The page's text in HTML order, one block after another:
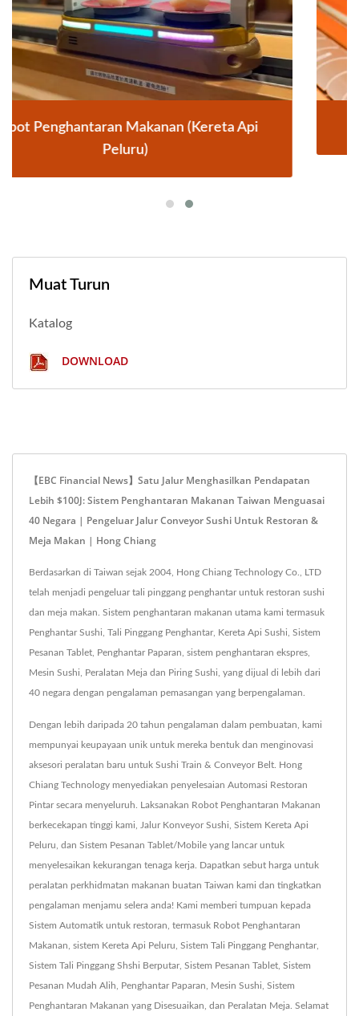
Sistem Penghantaran Makanan Kereta Api
Muat Turun
Katalog
DOWNLOAD
【EBC Financial News】Satu Jalur Menghasilkan Pendapatan
Lebih $100J: Sistem Penghantaran Makanan Taiwan Menguasai
40 Negara | Pengeluar Jalur Conveyor Sushi Untuk Restoran &
Meja Makan | Hong Chiang
Berdasarkan di Taiwan sejak 2004, Hong Chiang Technology Co., LTD
telah menjadi pengeluar tali pinggang penghantar untuk restoran sushi
dan meja makan. Sistem penghantaran makanan utama kami termasuk
Penghantar Sushi, Tali Pinggang Penghantar, Kereta Api Sushi, Sistem
Pesanan Tablet, Penghantar Paparan, sistem penghantaran ekspres,
Mesin Sushi, Peralatan Meja dan Piring Sushi, yang dijual di lebih dari
40 negara dengan pengalaman pemasangan yang berpengalaman.
Dengan lebih daripada 20 tahun pengalaman dalam pembuatan, kami
mempunyai keupayaan unik untuk mereka bentuk dan menginovasi
aksesori peralatan baru untuk Sushi Train & Conveyor Belt. Hong
Chiang Technology menyediakan penyelesaian Automasi Restoran
Pintar secara menyeluruh. Laksanakan Robot Penghantaran Makanan
berkecekapan tinggi kami, Jalur Konveyor Sushi, Sistem Kereta Api
Peluru, dan Sistem Pesanan Tablet/Mobile yang lancar untuk
menyelesaikan kekurangan tenaga kerja. Dapatkan sebut harga untuk
peralatan perkhidmatan makanan buatan Taiwan kami dan tingkatkan
pengalaman menjamu selera anda! Kami memberi tumpuan kepada
Sistem Automatik untuk restoran, termasuk Robot Penghantaran
Makanan, sistem Kereta Api Peluru, Sistem Tali Pinggang Penghantar,
Sistem Tali Pinggang Shshi Berputar, Sistem Pesanan Tablet, Sistem
Pesanan Mudah Alih, Penghantar Paparan, Mesin Sushi, Sistem
Penghantaran Makanan yang Disesuaikan, dan Peralatan Meja. Selamat